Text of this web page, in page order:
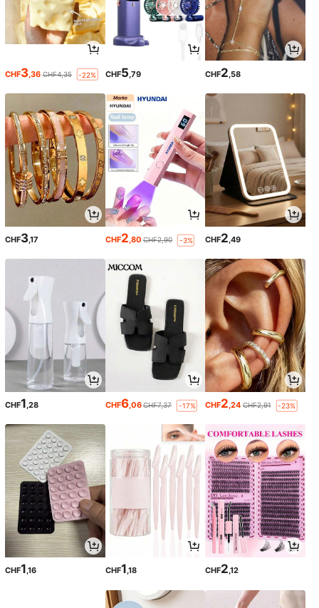
CHF3 ,36 CHF4,35 -22% CHF5 ,79 CHF2 ,58
CHF3,17 CHF2,80 CHF2,90 -3% CHF2,49
CHF1,28 CHF6,06CHF7,37 -17% CHF2,24 CHF2,91 -23%
CHF1,16 CHF1,18 CHF2,12